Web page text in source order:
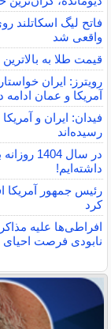
فاتح لیگ اسکاتلند
واقعی شد
قیمت طلا به بالاترین سطح خود
رویترز: ایران
آمریکا و عمان ادامه
فیدان: ایران و
رسیده‌اند
داشته‌ایم!
رئیس جمهور آمریکا
کرد
افراطی‌ها علیه
نابودی فرصت